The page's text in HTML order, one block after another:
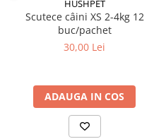
HUSHPET
Scutece câini XS 2-4kg 12
buc/pachet
30,00 Lei
ADAUGA IN COS